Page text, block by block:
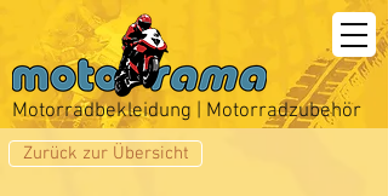
Motorradbekleidung | Motorradzubehör
Zurück zur Übersicht